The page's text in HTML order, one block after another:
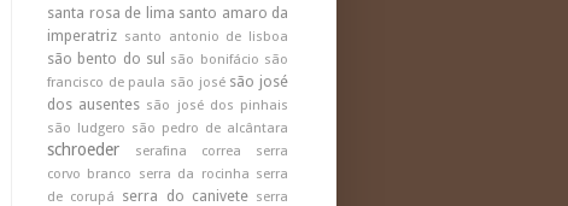
santa rosa de lima santo amaro da
imperatriz santo antonio de lisboa
são bento do sul são bonifácio são
francisco de paula são josé são josé
dos ausentes são josé dos pinhais
são ludgero são pedro de alcântara
schroeder serafina correa
serra
corvo branco
serra da rocinha serra
de corupá
serra do canivete serra